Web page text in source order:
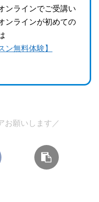
ンラインでご受講い
ンラインが初めての
ン無料体験】
お願いします／